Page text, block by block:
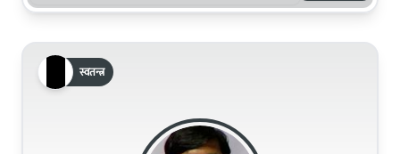
स्वतन्त्र